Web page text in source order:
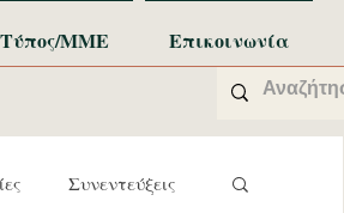
Τύπος/ΜΜΕ Επικοινωνία
Συνεντεύξεις